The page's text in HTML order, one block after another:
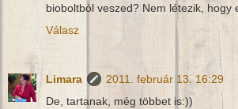
bioboltból veszed? Nem létezik, hogy
Válasz
Limara
2011. február 13. 16:29
De, tartanak, még többet is:))